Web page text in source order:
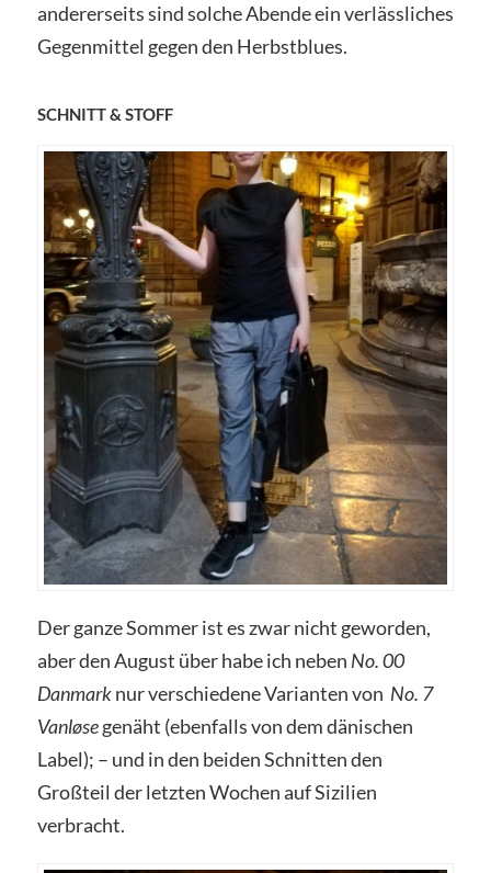
andererseits sind solche Abende ein verlässliches
Gegenmittel gegen den Herbstblues.
SCHNITT & STOFF
Der ganze Sommer ist es zwar nicht geworden,
aber den August über habe ich neben No. 00
Danmarknur verschiedene Varianten von No. 7
Vanløsegenäht (ebenfalls von dem dänischen
Label); – und in den beiden Schnitten den
Großteil der letzten Wochen auf Sizilien
verbracht.